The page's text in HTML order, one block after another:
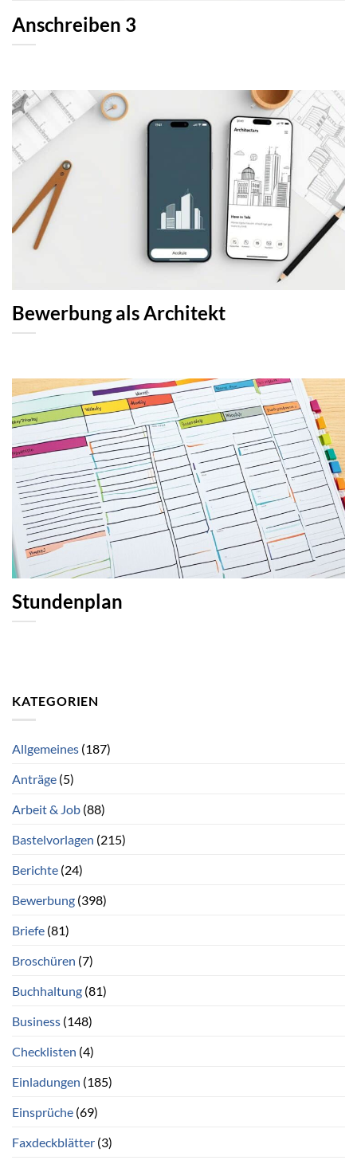
Anschreiben 3
Bewerbung als Architekt
Stundenplan
KATEGORIEN
Allgemeines (187)
Anträge (5)
Arbeit & Job (88)
Bastelvorlagen (215)
Berichte (24)
Bewerbung (398)
Briefe (81)
Broschüren (7)
Buchhaltung (81)
Business (148)
Checklisten (4)
Einladungen (185)
Einsprüche (69)
Faxdeckblätter (3)